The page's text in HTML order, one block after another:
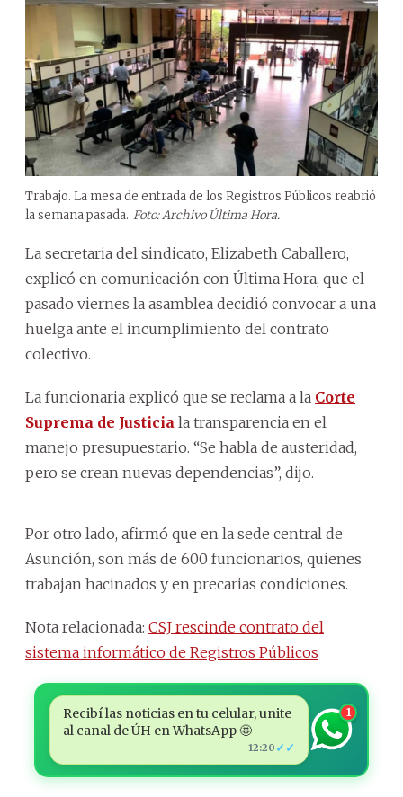
Trabajo. La mesa de entrada de los Registros Públicos reabrió
la semana pasada. Foto: Archivo Última Hora.
La secretaria del sindicato, Elizabeth Caballero,
explicó en comunicación con Última Hora, que el
pasado viernes la asamblea decidió convocar a una
huelga ante el incumplimiento del contrato
colectivo.
La funcionaria explicó que se reclama a la Corte
Suprema de Justicia la transparencia en el
manejo presupuestario. “Se habla de austeridad,
pero se crean nuevas dependencias”, dijo.
Por otro lado, afirmó que en la sede central de
Asunción, son más de 600 funcionarios, quienes
trabajan hacinados y en precarias condiciones.
Nota relacionada: CSJ rescinde contrato del
sistema informático de Registros Públicos
Recibí las noticias en tu celular, unite
al canal de ÚH en WhatsApp 🤩
12:20 ✓✓
1